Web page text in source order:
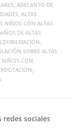
ADELANTO DE
ALTAS
NIÑOS CON ALTAS
DE ALTAS
SOBRE ALTAS
NIÑOS CON
sociales